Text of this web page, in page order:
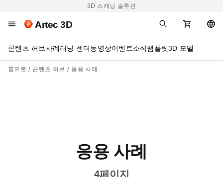
3D 스캐닝 솔루션
Artec 3D
콘텐츠 허브사례러닝 센터동영상이벤트소식팸플릿3D 모델
홈으로 콘텐츠 허브 응용 사례
응용 사례
4페이지